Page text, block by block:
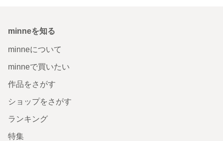
minneを知る
minneについて
minneで買いたい
作品をさがす
ショップをさがす
ランキング
特集